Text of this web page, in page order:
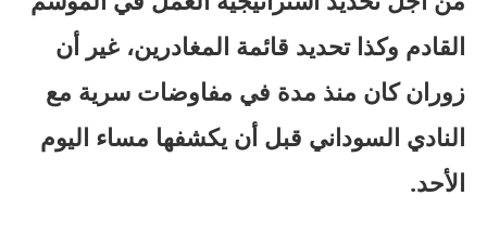
القادم وكذا تحديد قائمة المغادرين، غير أن
زوران كان منذ مدة في مفاوضات سرية مع
النادي السوداني قبل أن يكشفها مساء اليوم
الأحد.